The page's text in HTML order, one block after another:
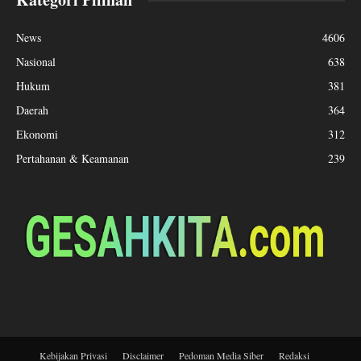
News
4606
Nasional
638
Hukum
381
Daerah
364
Ekonomi
312
Pertahanan & Keamanan
239
Kebijakan Privasi Disclaimer Pedoman Media Siber Redaksi